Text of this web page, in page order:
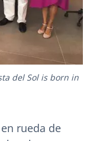
del Sol is born in
rueda de